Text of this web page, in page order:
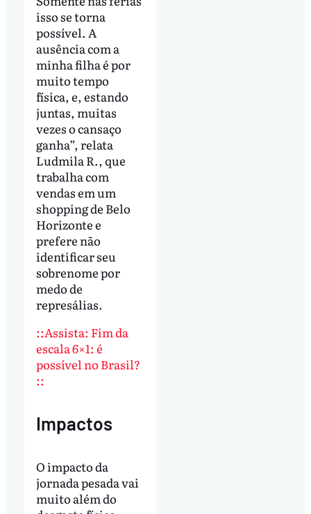
isso se torna
possível. A
ausência com a
minha filha é por
muito tempo
física, e, estando
juntas, muitas
vezes o cansaço
ganha”, relata
Ludmila R., que
trabalha com
vendas em um
shopping de Belo
Horizonte e
prefere não
identificar seu
sobrenome por
medo de
represálias.
::Assista: Fim da
escala 6×1: é
possível no Brasil?
::
Impactos
O impacto da
jornada pesada vai
muito além do